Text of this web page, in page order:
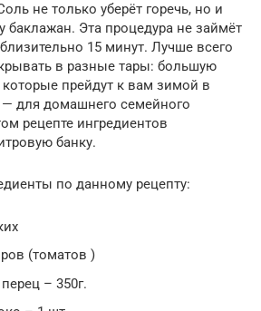
не только уберёт горечь, но и
баклажан. Эта процедура не займёт
15 минут. Лучше всего
в разные тары: большую
которые прейдут к вам зимой в
— для домашнего семейного
рецепте ингредиентов
банку.
по данному рецепту:
(томатов )
– 350г.